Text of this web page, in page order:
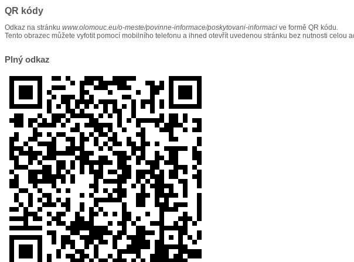
QR kódy
Odkaz na stránku www.olomouc.eu/o-meste/povinne-informace/poskytovani-informaci ve formě QR kódu.
Tento obrazec můžete vyfotit pomocí mobilního telefonu a ihned otevřít uvedenou stránku bez nutnosti celou
Plný odkaz